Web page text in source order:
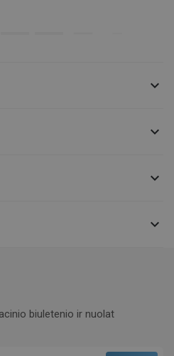




biuletenio ir nuolat